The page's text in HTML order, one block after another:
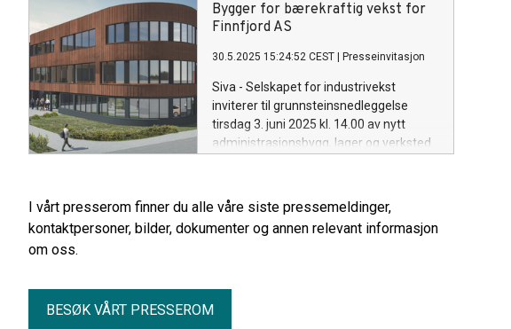
Bygger for bærekraftig vekst for
Finnfjord AS
30.5.2025 15:24:52 CEST Presseinvitasjon
Siva - Selskapet for industrivekst
inviterer til grunnsteinsnedleggelse
tirsdag 3. juni 2025 kl. 14.00 av nytt
administrasjonsbygg, lager og verksted
statsminister Jonas Gahr Støre og
næringsminister Cecilie Myrseth.
I vårt presserom finner du alle våre siste pressemeldinger,
kontaktpersoner, bilder, dokumenter og annen relevant informasjon
om oss.
BESØK VÅRT PRESSEROM